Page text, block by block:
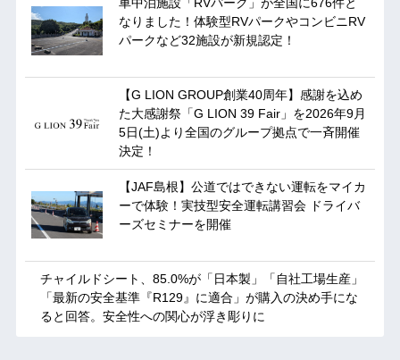
なりました！体験型RVパークやコンビニRV
パークなど32施設が新規認定！
【G LION GROUP創業40周年】感謝を込め
た大感謝祭「G LION 39 Fair」を2026年9月
5日(土)より全国のグループ拠点で一斉開催
決定！
【JAF島根】公道ではできない運転をマイカ
ーで体験！実技型安全運転講習会 ドライバ
ーズセミナーを開催
チャイルドシート、85.0%が「日本製」「自社工場生産」
「最新の安全基準『R129』に適合」が購入の決め手にな
ると回答。安全性への関心が浮き彫りに